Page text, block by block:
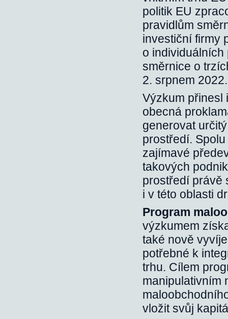
politik EU
pravidlům
investiční firmy
o
směrnice o
2. srpnem 2022.
Výzkum přinesl
obecná
generovat
prostředí.
zajímavé
takových
prostředí právě
i v této oblasti
Program
výzkumem
také nově
potřebné k
trhu. Cílem
manipulativním
vložit svůj